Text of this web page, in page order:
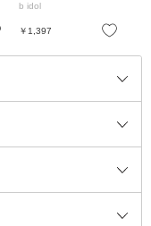
お気に入り
リア / 0.7g
b idol
￥1,397